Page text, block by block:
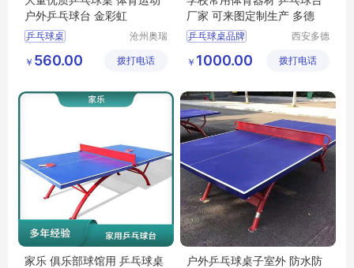
户外乒乓球台 金彩虹
乒乓球桌
金彩虹乒乓球台
乒乓球桌批发
沧州奥瑞
制造有限
￥ 560.00 拨打电话
厂家 可来图定制生产 多德
乒乓球桌品牌
学校场地器材
西安多德
有限公司
￥ 1000.00 拨打电话
家乐 俱乐部球馆用 乒乓球桌
户外乒乓球桌子室外 防水防